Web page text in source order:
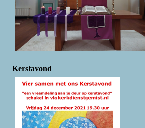
Kerstavond